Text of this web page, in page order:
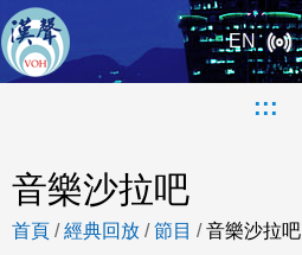
EN
:::
音樂沙拉吧
首頁 /經典回放 /節目 /音樂沙拉吧